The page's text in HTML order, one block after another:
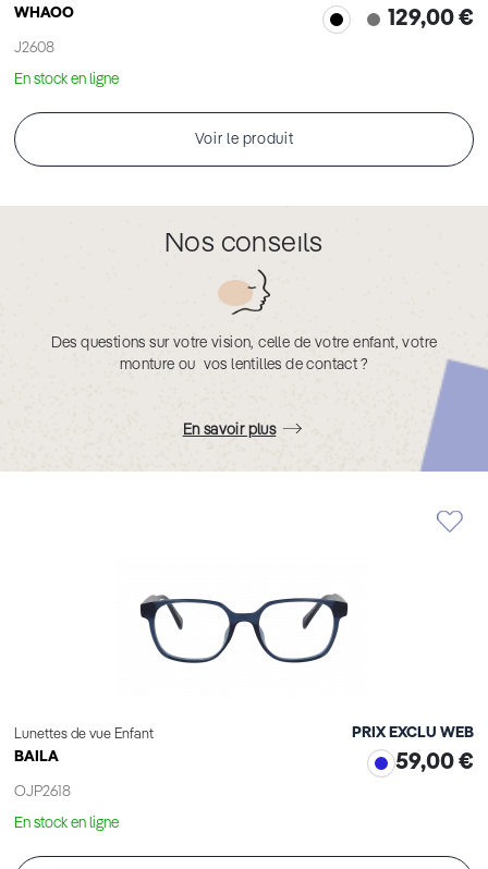
WHAOO
J2608
129,00 €
En stock en ligne
Voir le produit
Nos conseils
Des questions sur votre vision, celle de votre enfant, votre
monture ou vos lentilles de contact ?
En savoir plus
Lunettes de vue Enfant
BAILA
OJP2618
PRIX EXCLU WEB
59,00 €
En stock en ligne